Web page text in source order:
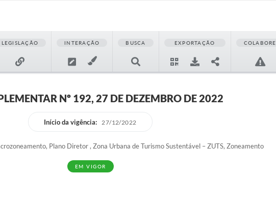
LEGISLAÇÃO INTERAÇÃO BUSCA EXPORTAÇÃO COLABORE
Nº 192, 27 DE DEZEMBRO DE 2022
Início da vigência: 27/12/2022
Plano Diretor , Zona Urbana de Turismo Sustentável – ZUTS, Zoneamento
EM VIGOR